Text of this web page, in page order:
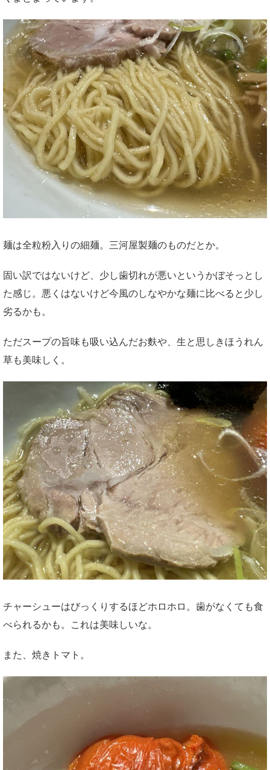
麺は全粒粉入りの細麺。三河屋製麺のものだとか。
固い訳ではないけど、少し歯切れが悪いというかぼそっとし
た感じ。悪くはないけど今風のしなやかな麺に比べると少し
劣るかも。
ただスープの旨味も吸い込んだお麩や、生と思しきほうれん
草も美味しく。
チャーシューはびっくりするほどホロホロ。歯がなくても食
べられるかも。これは美味しいな。
また、焼きトマト。